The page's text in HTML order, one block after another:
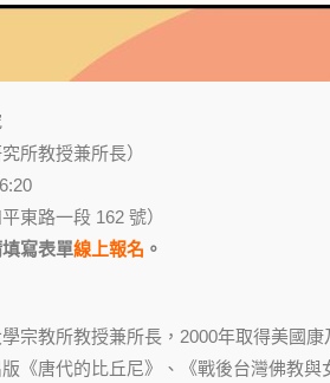
所教授兼所長）
東路一段 162 號）
寫表單線上報名 。
宗教所教授兼所長，2000年取得美國康
《唐代的比丘尼》、《戰後台灣佛教與